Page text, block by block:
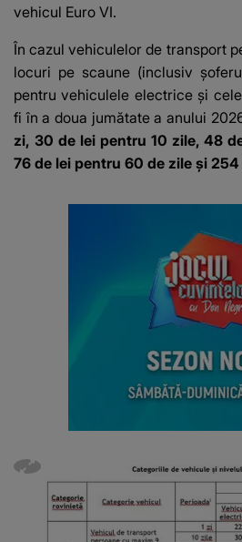
vehicul Euro VI.
În cazul vehiculelor de transport
locuri pe scaune (inclusiv
pentru vehiculele electrice și cele
fi în a doua jumătate a anului
zi, 30 de lei pentru 10 zile, 48
76 de lei pentru 60 de zile și